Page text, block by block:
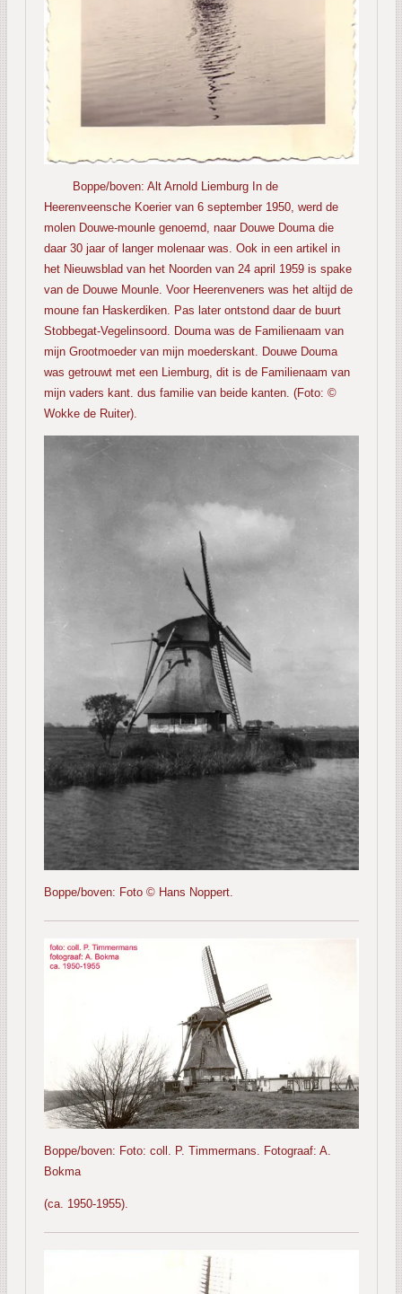
Boppe/boven: Alt Arnold Liemburg In de
Heerenveensche Koerier van 6 september 1950, werd de
molen Douwe-mounle genoemd, naar Douwe Douma die
daar 30 jaar of langer molenaar was. Ook in een artikel in
het Nieuwsblad van het Noorden van 24 april 1959 is spake
van de Douwe Mounle. Voor Heerenveners was het altijd de
moune fan Haskerdiken. Pas later ontstond daar de buurt
Stobbegat-Vegelinsoord. Douma was de Familienaam van
mijn Grootmoeder van mijn moederskant. Douwe Douma
was getrouwt met een Liemburg, dit is de Familienaam van
mijn vaders kant. dus familie van beide kanten. (Foto: ©
Wokke de Ruiter).
Boppe/boven: Foto © Hans Noppert.
Boppe/boven: Foto: coll. P. Timmermans. Fotograaf: A.
Bokma
(ca. 1950-1955).